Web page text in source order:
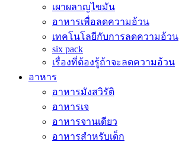
เผาผลาญไขมัน
อาหารเพื่อลดความอ้วน
เทคโนโลยีกับการลดความอ้วน
six pack
เรื่องที่ต้องรู้ถ้าจะลดความอ้วน
อาหาร
อาหารมังสวิรัติ
อาหารเจ
อาหารจานเดียว
อาหารสำหรับเด็ก